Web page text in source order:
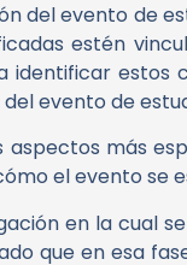
del evento de
estén
identificar
evento de
más
el evento
en la cual
que en esa